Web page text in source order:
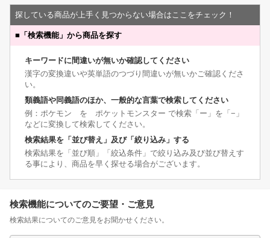
探している商品が上手く見つからない場合はここをチェック！
■ 「検索機能」から商品を探す
キーワードに間違いが無いか確認してください
漢字の変換違いや英単語のつづり間違いが無いかご確認くださ
い。
類義語や同義語のほか、一般的な言葉で検索してください
例：ポケモン を ポケットモンスター で検索「ー」を「−」
などに変換して検索してください。
検索結果を「並び替え」及び「絞り込み」する
検索結果を「並び順」「絞込条件」で絞り込み及び並び替えす
る事により、商品を早く探せる場合がございます。
検索機能についてのご要望・ご意見
検索結果についてのご意見をお聞かせください。